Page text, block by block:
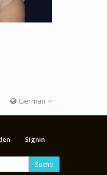
German
Signin
Suche